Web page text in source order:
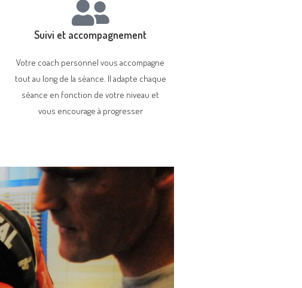
Suivi et accompagnement
Votre coach personnel vous accompagne
tout au long de la séance. Il adapte chaque
séance en fonction de votre niveau et
vous encourage à progresser